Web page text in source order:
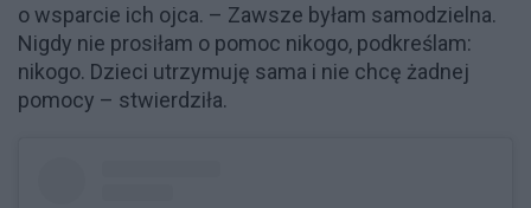
o wsparcie ich ojca. – Zawsze byłam samodzielna.
Nigdy nie prosiłam o pomoc nikogo, podkreślam:
nikogo. Dzieci utrzymuję sama i nie chcę żadnej
pomocy – stwierdziła.